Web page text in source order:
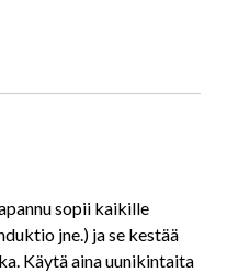
sopii kaikille
jne.) ja se kestää
Käytä aina uunikintaita